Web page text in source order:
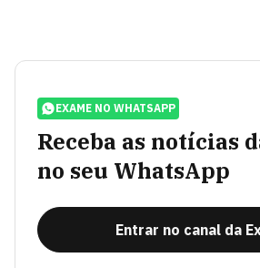
EXAME NO WHATSAPP
Receba as notícias
no seu WhatsApp
Entrar no canal da